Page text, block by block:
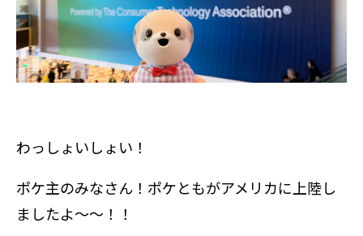
わっしょいしょい！
ポケ主のみなさん！ポケともがアメリカに上陸し
ましたよ～～！！